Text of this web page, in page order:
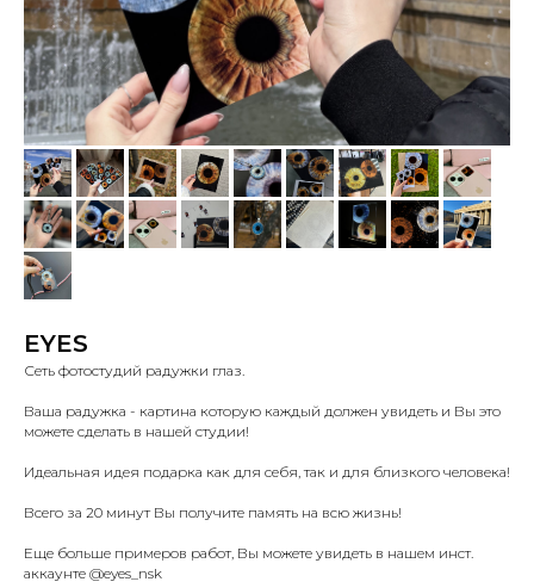
EYES
Сеть фотостудий радужки глаз.
Ваша радужка - картина которую каждый должен увидеть и Вы это
можете сделать в нашей студии!
Идеальная идея подарка как для себя, так и для близкого человека!
Всего за 20 минут Вы получите память на всю жизнь!
Еще больше примеров работ, Вы можете увидеть в нашем инст.
аккаунте @eyes_nsk